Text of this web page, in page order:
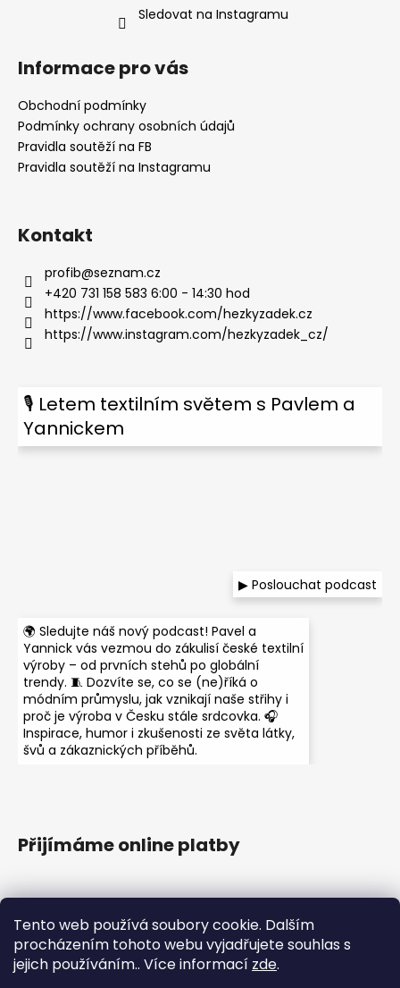
Tento web používá soubory cookie. Dalším
procházením tohoto webu vyjadřujete souhlas s
jejich používáním.. Více informací zde.
Sledovat na Instagramu
Informace pro vás
Obchodní podmínky
Podmínky ochrany osobních údajů
Pravidla soutěží na FB
Pravidla soutěží na Instagramu
Kontakt
profib@seznam.cz
+420 731 158 583 6:00 - 14:30 hod
https://www.facebook.com/hezkyzadek.cz
https://www.instagram.com/hezkyzadek_cz/
🎙 Letem textilním světem s Pavlem a
Yannickem
🌍 Sledujte náš nový podcast! Pavel a
Yannick vás vezmou do zákulisí české textilní
výroby – od prvních stehů po globální
trendy. 🧵 Dozvíte se, co se (ne)říká o
módním průmyslu, jak vznikají naše střihy i
proč je výroba v Česku stále srdcovka. 🎧
Inspirace, humor i zkušenosti ze světa látky,
švů a zákaznických příběhů.
▶ Poslouchat podcast
Přijímáme online platby
Instagram